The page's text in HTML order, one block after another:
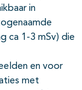
in
ca 1-3 mSv) die
en voor
met